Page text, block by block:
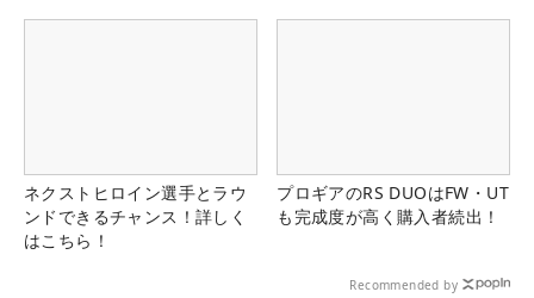
ネクストヒロイン選手とラウ
ンドできるチャンス！詳しく
はこちら！
プロギアのRS DUOはFW・UT
も完成度が高く購入者続出！
Recommended by